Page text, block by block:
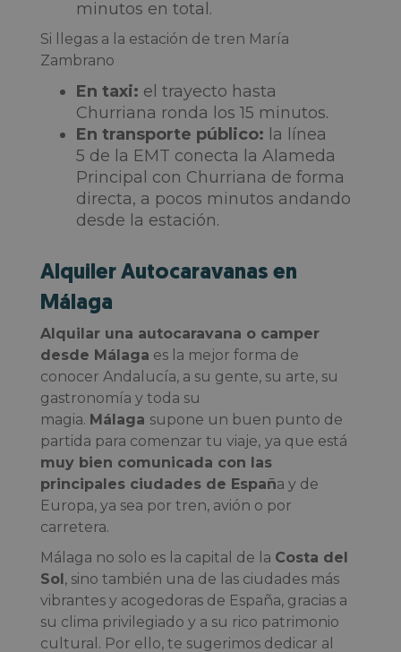
minutos en total.
Si llegas a la estación de tren María
Zambrano
En taxi: el trayecto hasta
Churriana ronda los 15 minutos.
En transporte público: la línea
5 de la EMT conecta la Alameda
Principal con Churriana de forma
directa, a pocos minutos andando
desde la estación.
Alquiler Autocaravanas en
Málaga
Alquilar una autocaravana o camper
desde Málaga es la mejor forma de
conocer Andalucía, a su gente, su arte, su
gastronomía y toda su
magia. Málaga supone un buen punto de
partida para comenzar tu viaje, ya que está
muy bien comunicada con las
principales ciudades de España y de
Europa, ya sea por tren, avión o por
carretera.
Málaga no solo es la capital de la Costa del
Sol, sino también una de las ciudades más
vibrantes y acogedoras de España, gracias a
su clima privilegiado y a su rico patrimonio
cultural. Por ello, te sugerimos dedicar al